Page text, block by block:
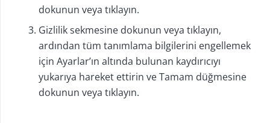
dokunun veya tıklayın.
Gizlilik sekmesine dokunun veya tıklayın,
ardından tüm tanımlama bilgilerini engellemek
için Ayarlar’ın altında bulunan kaydırıcıyı
yukarıya hareket ettirin ve Tamam düğmesine
dokunun veya tıklayın.